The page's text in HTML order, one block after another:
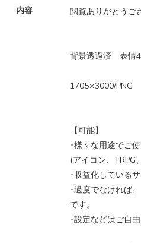
内容 閲覧ありがとうご
背景透過済 表情
1705 × 3000/PNG
【可能】
･様々な用途でご
(アイコン、TRPG
･収益化している
･過度でなければ
です。
･設定などはご自